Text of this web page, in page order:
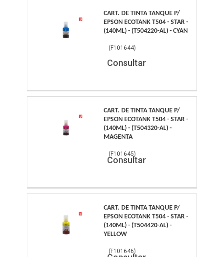
CART. DE TINTA TANQUE P/
EPSON ECOTANK T504 - STAR -
(140ML) - (T504220-AL) - CYAN
(F101644)
Consultar
CART. DE TINTA TANQUE P/
EPSON ECOTANK T504 - STAR -
(140ML) - (T504320-AL) -
MAGENTA
(F101645)
Consultar
CART. DE TINTA TANQUE P/
EPSON ECOTANK T504 - STAR -
(140ML) - (T504420-AL) -
YELLOW
(F101646)